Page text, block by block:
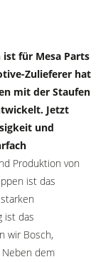
für Mesa Parts
Zulieferer hat
mit der Staufen
Jetzt
und
Produktion von
ist das
ist das
wir Bosch,
Neben dem